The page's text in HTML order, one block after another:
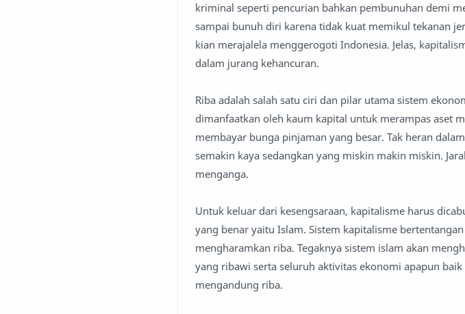
kriminal seperti pencurian bahkan pembunuhan demi
sampai bunuh diri karena tidak kuat memikul tekanan
kian merajalela menggerogoti Indonesia. Jelas,
dalam jurang kehancuran.
Riba adalah salah satu ciri dan pilar utama sistem
dimanfaatkan oleh kaum kapital untuk merampas aset
membayar bunga pinjaman yang besar. Tak heran
semakin kaya sedangkan yang miskin makin miskin.
menganga.
Untuk keluar dari kesengsaraan, kapitalisme harus
yang benar yaitu Islam. Sistem kapitalisme
mengharamkan riba. Tegaknya sistem islam akan
yang ribawi serta seluruh aktivitas ekonomi apapun
mengandung riba.